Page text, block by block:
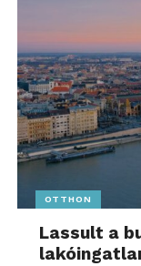
OTTHON
Lassult a